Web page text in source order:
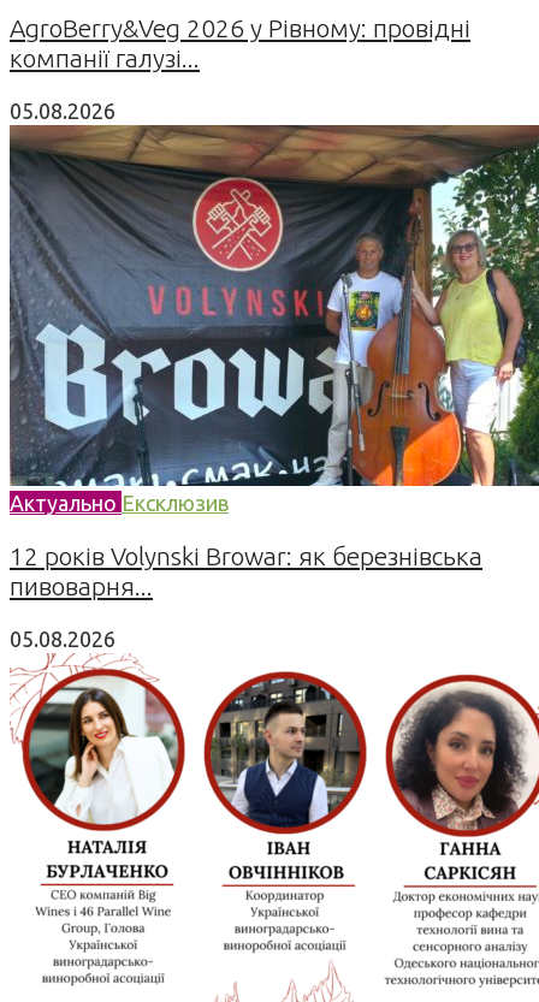
AgroBerry&Veg 2026 у Рівному: провідні
компанії галузі...
05.08.2026
Актуально Ексклюзив
12 років Volynski Browar: як березнівська
пивоварня...
05.08.2026